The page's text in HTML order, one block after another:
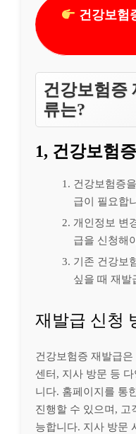
건강보험
건강보험증
류는?
1, 건강보험
건강보험증
급이 필요합
개인정보 변
급을 신청해
기존 건강보
싶을 때 재발
재발급 신청
건강보험증 재발급
센터, 지사 방문 등
니다. 홈페이지를 통
진행할 수 있으며, 고
능합니다. 지사 방문